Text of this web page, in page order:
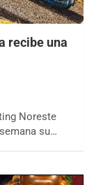
recibe una
Noreste
su…